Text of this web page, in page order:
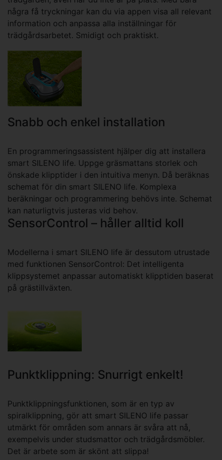
några få tryckningar kan du via appen visa all relevant
information och anpassa alla inställningar för
trädgårdsarbetet. Smidigt och praktiskt.
Snabb och enkel installation
En programmeringsassistent hjälper dig att installera
smart SILENO life. Uppge gräsmattans storlek och
önskade klipptider i den intuitiva menyn. Då beräknas
schemat för din smart SILENO life. Komplexa
beräkningar och programmering behövs inte. Schemat
kan naturligtvis justeras vid behov.
SensorControl – håller alltid koll
Modellerna i smart SILENO life är dessutom utrustade
med funktionen SensorControl: Det intelligenta
klippsystemet anpassar automatiskt klipptiden baserat
på grästillväxten.
Punktklippning: Snurrigt enkelt!
Punktklippningsfunktionen, som är en typ av
spiralklippning, gör att smart SILENO life passar
utmärkt för områden som annars är svåra att nå,
exempelvis under studsmattor och trädgårdsmöbler.
Det är arbete som är skönt att slippa!